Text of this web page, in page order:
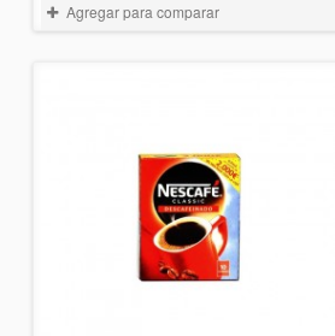
Agregar para comparar